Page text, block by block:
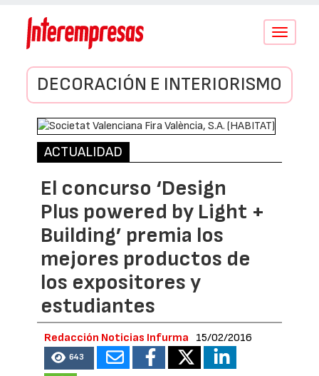
Conmutar
DECORACIÓN E INTERIORISMO
ACTUALIDAD
El concurso ‘Design
Plus powered by Light +
Building’ premia los
mejores productos de
los expositores y
estudiantes
Redacción Noticias Infurma 15/02/2016
643